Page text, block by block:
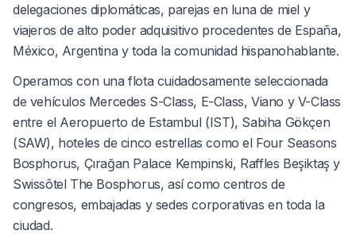
delegaciones diplomáticas, parejas en luna de miel y
viajeros de alto poder adquisitivo procedentes de España,
México, Argentina y toda la comunidad hispanohablante.
Operamos con una flota cuidadosamente seleccionada
de vehículos Mercedes S-Class, E-Class, Viano y V-Class
entre el Aeropuerto de Estambul (IST), Sabiha Gökçen
(SAW), hoteles de cinco estrellas como el Four Seasons
Bosphorus, Çırağan Palace Kempinski, Raffles Beşiktaş y
Swissôtel The Bosphorus, así como centros de
congresos, embajadas y sedes corporativas en toda la
ciudad.